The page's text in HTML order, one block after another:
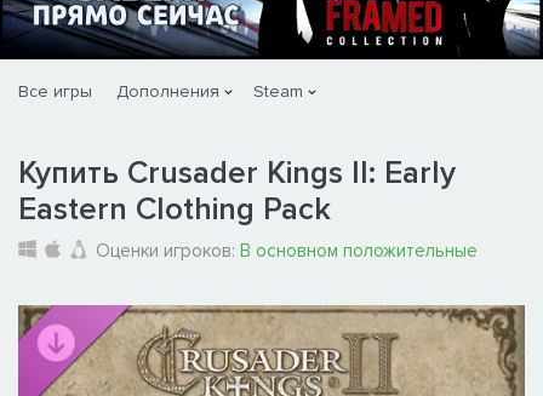
Все игры Дополнения Steam
Купить Crusader Kings II: Early
Eastern Clothing Pack
Оценки игроков: В основном положительные